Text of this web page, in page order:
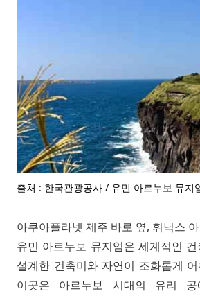
출처 : 한국관광공사 / 유민 아르누보 뮤지
아쿠아플라넷 제주 바로 옆, 휘닉스
유민 아르누보 뮤지엄은 세계적인
설계한 건축미와 자연이 조화롭게
이곳은 아르누보 시대의 유리